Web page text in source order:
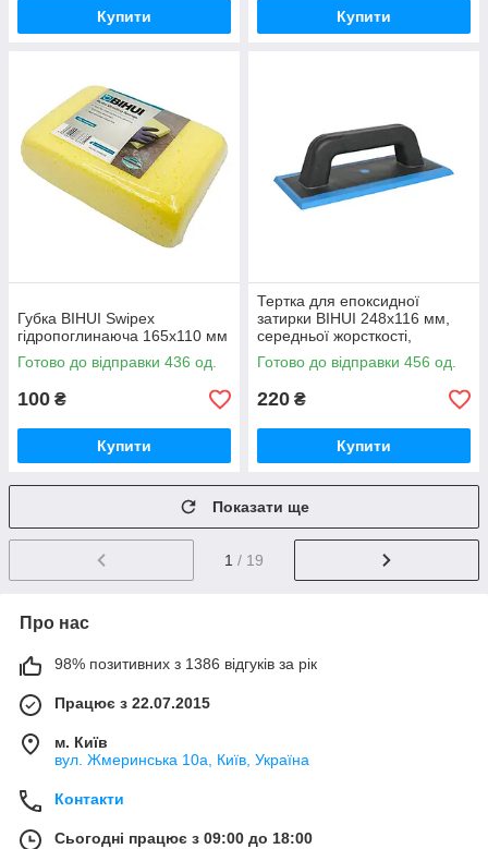
Купити Купити
Губка BIHUI Swipex
гідропоглинаюча 165x110 мм
Готово до відправки 436 од.
100 ₴
Купити
Тертка для епоксидної
затирки BIHUI 248х116 мм,
середньої жорсткості,
(CFHSL)
Готово до відправки 456 од.
220 ₴
Купити
Показати ще
1 / 19
Про нас
98% позитивних з 1386 відгуків за рік
Працює з 22.07.2015
м. Київ
вул. Жмеринська 10а, Київ, Україна
Контакти
Сьогодні працює з 09:00 до 18:00